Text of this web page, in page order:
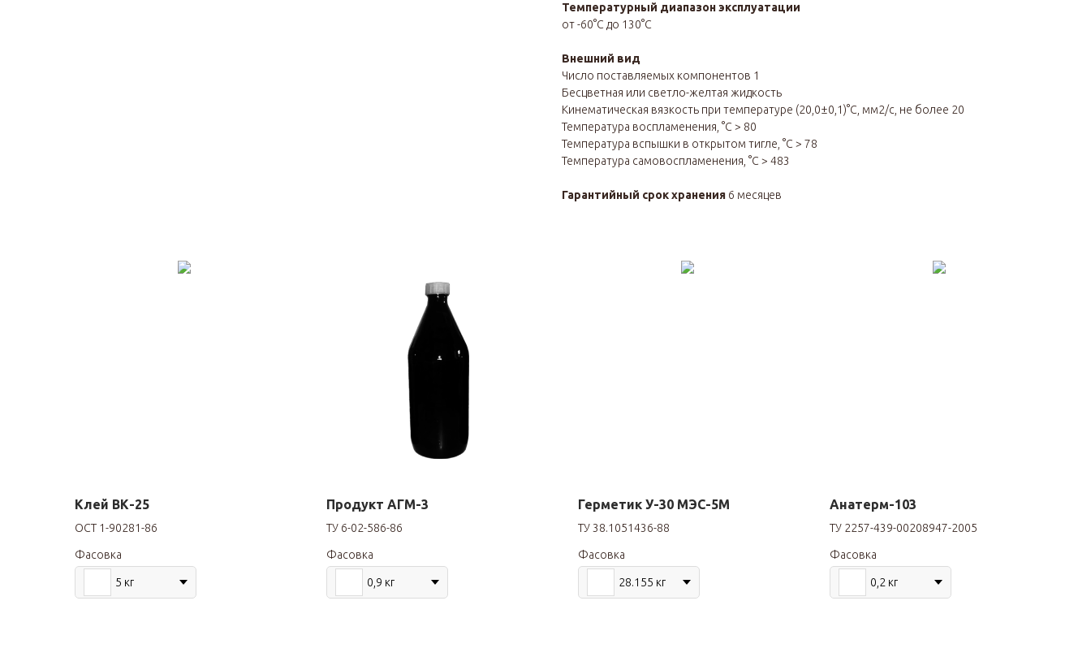
Температурный диапазон эксплуатации
от -60°С до 130°С
Внешний вид
Число поставляемых компонентов 1
Бесцветная или светло-желтая жидкость
Кинематическая вязкость при температуре (20,0±0,1)°С, мм2/с, не более 20
Температура воспламенения, °С > 80
Температура вспышки в открытом тигле, °С > 78
Температура самовоспламенения, °С > 483
Гарантийный срок хранения 6 месяцев
Клей ВК-25
ОСТ 1-90281-86
Фасовка
5 кг
Продукт АГМ-3
ТУ 6-02-586-86
Фасовка
0,9 кг
Герметик У-30 МЭС-5М
ТУ 38.1051436-88
Фасовка
28.155 кг
Анатерм-103
ТУ 2257-439-00208947-2005
Фасовка
0,2 кг